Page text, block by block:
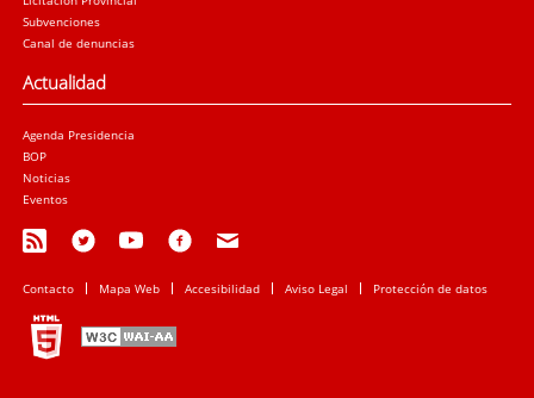
Subvenciones
Canal de denuncias
Actualidad
Agenda Presidencia
BOP
Noticias
Eventos
Contacto Mapa Web Accesibilidad Aviso Legal Protección de datos